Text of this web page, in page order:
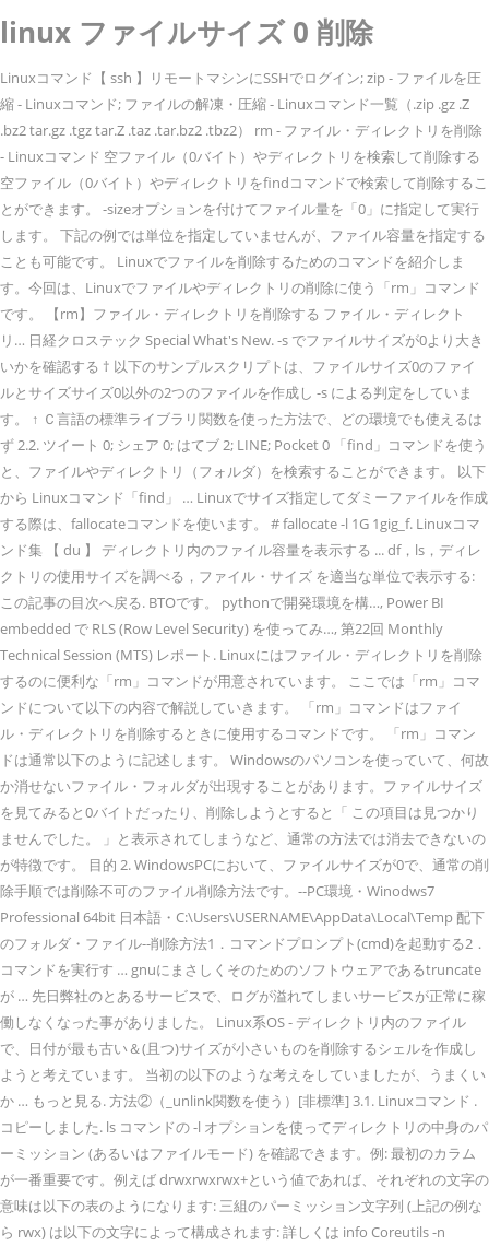
linux ファイルサイズ 0 削除
Linuxコマンド【 ssh 】リモートマシンにSSHでログイン; zip - ファイルを圧
縮 - Linuxコマンド; ファイルの解凍・圧縮 - Linuxコマンド一覧（.zip .gz .Z
.bz2 tar.gz .tgz tar.Z .taz .tar.bz2 .tbz2） rm - ファイル・ディレクトリを削除
- Linuxコマンド 空ファイル（0バイト）やディレクトリを検索して削除する
空ファイル（0バイト）やディレクトリをfindコマンドで検索して削除するこ
とができます。 -sizeオプションを付けてファイル量を「0」に指定して実行
します。 下記の例では単位を指定していませんが、ファイル容量を指定する
ことも可能です。 Linuxでファイルを削除するためのコマンドを紹介しま
す。今回は、Linuxでファイルやディレクトリの削除に使う「rm」コマンド
です。 【rm】ファイル・ディレクトリを削除する ファイル・ディレクト
リ… 日経クロステック Special What's New. -s でファイルサイズが0より大き
いかを確認する † 以下のサンプルスクリプトは、ファイルサイズ0のファイ
ルとサイズサイズ0以外の2つのファイルを作成し -s による判定をしていま
す。 ↑ Ｃ言語の標準ライブラリ関数を使った方法で、どの環境でも使えるは
ず 2.2. ツイート 0; シェア 0; はてブ 2; LINE; Pocket 0 「find」コマンドを使う
と、ファイルやディレクトリ（フォルダ）を検索することができます。 以下
から Linuxコマンド「find」 … Linuxでサイズ指定してダミーファイルを作成
する際は、fallocateコマンドを使います。 # fallocate -l 1G 1gig_f. Linuxコマ
ンド集 【 du 】 ディレクトリ内のファイル容量を表示する ... df，ls，ディレ
クトリの使用サイズを調べる，ファイル・サイズ を適当な単位で表示する:
この記事の目次へ戻る. BTOです。 pythonで開発環境を構…, Power BI
embedded で RLS (Row Level Security) を使ってみ…, 第22回 Monthly
Technical Session (MTS) レポート. Linuxにはファイル・ディレクトリを削除
するのに便利な「rm」コマンドが用意されています。 ここでは「rm」コマ
ンドについて以下の内容で解説していきます。 「rm」コマンドはファイ
ル・ディレクトリを削除するときに使用するコマンドです。 「rm」コマン
ドは通常以下のように記述します。 Windowsのパソコンを使っていて、何故
か消せないファイル・フォルダが出現することがあります。ファイルサイズ
を見てみると0バイトだったり、削除しようとすると「 この項目は見つかり
ませんでした。 」と表示されてしまうなど、通常の方法では消去できないの
が特徴です。 目的 2. WindowsPCにおいて、ファイルサイズが0で、通常の削
除手順では削除不可のファイル削除方法です。--PC環境・Winodws7
Professional 64bit 日本語・C:\Users\USERNAME\AppData\Local\Temp 配下
のフォルダ・ファイル--削除方法1．コマンドプロンプト(cmd)を起動する2．
コマンドを実行す … gnuにまさしくそのためのソフトウェアであるtruncate
が … 先日弊社のとあるサービスで、ログが溢れてしまいサービスが正常に稼
働しなくなった事がありました。 Linux系OS - ディレクトリ内のファイル
で、日付が最も古い＆(且つ)サイズが小さいものを削除するシェルを作成し
ようと考えています。 当初の以下のような考えをしていましたが、うまくい
か … もっと見る. 方法②（_unlink関数を使う）[非標準] 3.1. Linuxコマンド .
コピーしました. ls コマンドの -l オプションを使ってディレクトリの中身のパ
ーミッション (あるいはファイルモード) を確認できます。例: 最初のカラム
が一番重要です。例えば drwxrwxrwx+という値であれば、それぞれの文字の
意味は以下の表のようになります: 三組のパーミッション文字列 (上記の例な
ら rwx) は以下の文字によって構成されます: 詳しくは info Coreutils -n